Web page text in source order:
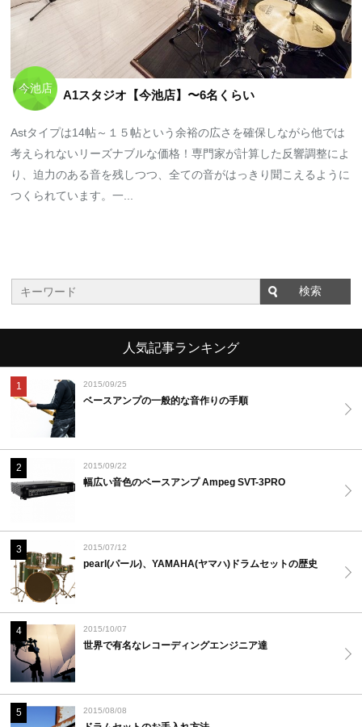
今池店 A1スタジオ【今池店】〜6名くらい
Astタイプは14帖～１５帖という余裕の広さを確保しながら他では
考えられないリーズナブルな価格！専門家が計算した反響調整によ
り、迫力のある音を残しつつ、全ての音がはっきり聞こえるように
つくられています。一...
人気記事ランキング
1 2015/09/25
ベースアンプの一般的な音作りの手順
2 2015/09/22
幅広い音色のベースアンプ Ampeg SVT-3PRO
3 2015/07/12
pearl(パール)、YAMAHA(ヤマハ)ドラムセットの歴史
4 2015/10/07
世界で有名なレコーディングエンジニア達
5 2015/08/08